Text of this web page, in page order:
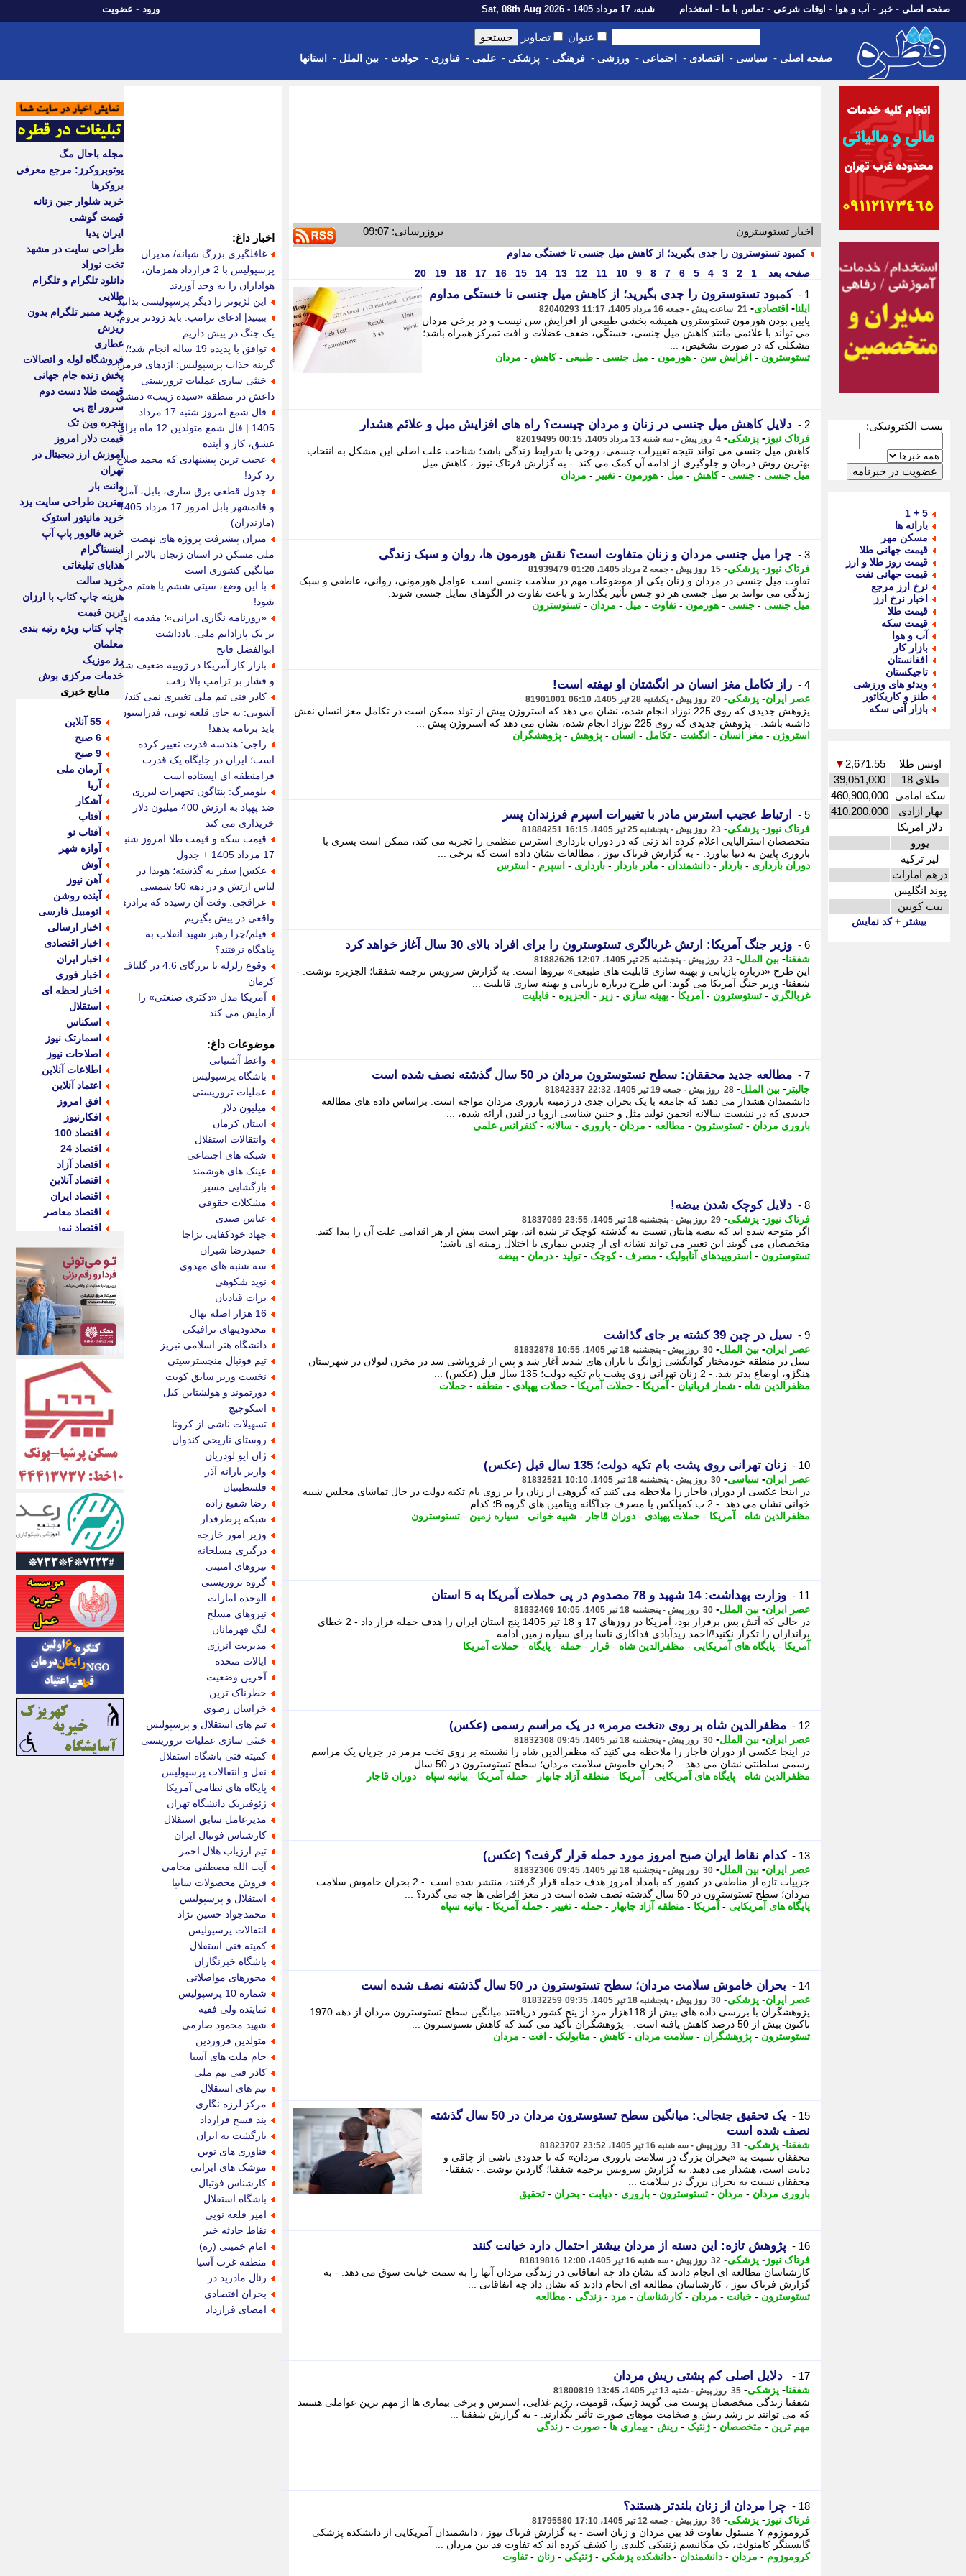
صفحه اصلی - خبر - آب و هوا - اوقات شرعی - تماس با ما - استخدام شنبه، 17 مرداد 1405 - Sat, 08th Aug 2026 ورود - عضویت
عنوان تصاویر
صفحه اصلی - سیاسی - اقتصادی - اجتماعی - ورزشی - فرهنگی - پزشکی - علمی - فناوری - حوادث - بین الملل - استانها
پست الکترونیکی:
5 + 1
یارانه ها
مسکن مهر
قیمت جهانی طلا
قیمت روز طلا و ارز
قیمت جهانی نفت
نرخ ارز مرجع
اخبار نرخ ارز
قیمت طلا
قیمت سکه
آب و هوا
بازار کار
افغانستان
تاجیکستان
ویدئو های ورزشی
طنز و کاریکاتور
بازار آتی سکه
اونس طلا 2,671.55
▼
طلای 18
39,051,000
سکه امامی 460,900,000
بهار ازادی
410,200,000
دلار امریکا
یورو
لیر ترکیه
درهم امارات
پوند انگلیس
بیت کویین
بیشتر + کد نمایش
اخبار تستوسترون بروزرسانی: 09:07
کمبود تستوسترون را جدی بگیرید؛ از کاهش میل جنسی تا خستگی مداوم
صفحه بعد
1
2
3
4
5
6
7
8
9
10
11
12
13
14
15
16
17
18
19
20
1 - کمبود تستوسترون را جدی بگیرید؛ از کاهش میل جنسی تا خستگی مداوم
ایلنا- اقتصادی- 21 ساعت پیش - جمعه 16 مرداد 1405، 11:17 82040293
پایین بودن هورمون تستوسترون همیشه بخشی طبیعی از افزایش سن نیست و در برخی مردان
می تواند با علائمی مانند کاهش میل جنسی، خستگی، ضعف عضلات و افت تمرکز همراه باشد؛
مشکلی که در صورت تشخیص، ...
تستوسترون - افزایش سن - هورمون - میل جنسی - طبیعی -کاهش - مردان
2 - دلایل کاهش میل جنسی در زنان و مردان چیست؟ راه های افزایش میل و علائم هشدار
فرتاک نیوز - پزشکی- 4 روز پیش - سه شنبه 13 مرداد 1405، 00:15 82019495
کاهش میل جنسی می تواند نتیجه تغییرات جسمی، روحی یا شرایط زندگی باشد؛ شناخت علت اصلی این مشکل به انتخاب
بهترین روش درمان و جلوگیری از ادامه آن کمک می کند. - به گزارش فرتاک نیوز ، کاهش میل ...
میل جنسی - جنسی -کاهش - میل - هورمون - تغییر - مردان
3 - چرا میل جنسی مردان و زنان متفاوت است؟ نقش هورمون ها، روان و سبک زندگی
فرتاک نیوز - پزشکی- 15 روز پیش - جمعه 2 مرداد 1405، 01:20 81939479
تفاوت میل جنسی در مردان و زنان یکی از موضوعات مهم در سلامت جنسی است. عوامل هورمونی، روانی، عاطفی و سبک
زندگی می توانند بر میل جنسی هر دو جنس تأثیر بگذارند و باعث تفاوت در الگوهای تمایل جنسی شوند.
میل جنسی - جنسی - هورمون - تفاوت - میل - مردان - تستوسترون
4 - راز تکامل مغز انسان در انگشتان او نهفته است!
عصر ایران- پزشکی- 20 روز پیش - یکشنبه 28 تیر 1405، 06:10 81901001
پژوهش جدیدی که روی 225 نوزاد انجام شده، نشان می دهد که استروژن پیش از تولد ممکن است در تکامل مغز انسان نقش
داشته باشد. - پژوهش جدیدی که روی 225 نوزاد انجام شده، نشان می دهد که استروژن پیش ...
استروژن - مغز انسان - انگشت - تکامل - انسان - پژوهش - پژوهشگران
5 - ارتباط عجیب استرس مادر با تغییرات اسپرم فرزندان پسر
فرتاک نیوز - پزشکی- 23 روز پیش - پنجشنبه 25 تیر 1405، 16:15 81884251
متخصصان استرالیایی اعلام کرده اند زنی که در دوران بارداری استرس منظمی را تجربه می کند، ممکن است پسری با
باروری پایین به دنیا بیاورد. - به گزارش فرتاک نیوز ، مطالعات نشان داده است که برخی ...
دوران بارداری - باردار - دانشمندان - مادر باردار - بارداری - اسپرم - استرس
6 - وزیر جنگ آمریکا: ارتش غربالگری تستوسترون را برای افراد بالای 30 سال آغاز خواهد کرد
شفقنا- بین الملل- 23 روز پیش - پنجشنبه 25 تیر 1405، 12:07 81882626
این طرح «درباره بازیابی و بهینه سازی قابلیت های طبیعی» نیروها است. به گزارش سرویس ترجمه شفقنا؛ الجزیره نوشت: -
شفقنا- وزیر جنگ آمریکا می گوید: این طرح درباره بازیابی و بهینه سازی قابلیت ...
غربالگری - تستوسترون - آمریکا - بهینه سازی - زیر - الجزیره - قابلیت
7 - مطالعه جدید محققان: سطح تستوسترون مردان در 50 سال گذشته نصف شده است
جالبتر - بین الملل- 28 روز پیش - جمعه 19 تیر 1405، 22:32 81842337
دانشمندان هشدار می دهند که جامعه با یک بحران جدی در زمینه باروری مردان مواجه است. براساس داده های مطالعه
جدیدی که در نشست سالانه انجمن تولید مثل و جنین شناسی اروپا در لندن ارائه شده، ...
باروری مردان - تستوسترون - مطالعه - مردان - باروری - سالانه -کنفرانس علمی
8 - دلایل کوچک شدن بیضه!
فرتاک نیوز - پزشکی- 29 روز پیش - پنجشنبه 18 تیر 1405، 23:55 81837089
اگر متوجه شده اید که بیضه هایتان نسبت به گذشته کوچک تر شده اند، بهتر است پیش از هر اقدامی علت آن را پیدا کنید.
متخصصان می گویند این تغییر می تواند نشانه ای از چندین بیماری یا اختلال زمینه ای باشد؛
تستوسترون - استروییدهای آنابولیک - مصرف -کوچک - تولید - درمان - بیضه
9 - سیل در چین 39 کشته بر جای گذاشت
عصر ایران- بین الملل- 30 روز پیش - پنجشنبه 18 تیر 1405، 10:55 81832878
سیل در منطقه خودمختار گوانگشی ژوانگ با باران های شدید آغاز شد و پس از فروپاشی سد در مخزن لیولان در شهرستان
هنگژو، اوضاع بدتر شد. - 2 زنان تهرانی روی پشت بام تکیه دولت؛ 135 سال قبل (عکس) ...
مظفرالدین شاه - شمار قربانیان - آمریکا - حملات آمریکا - حملات پهپادی - منطقه - حملات
10 - زنان تهرانی روی پشت بام تکیه دولت؛ 135 سال قبل (عکس)
عصر ایران- سیاسی- 30 روز پیش - پنجشنبه 18 تیر 1405، 10:10 81832521
در اینجا عکسی از دوران قاجار را ملاحظه می کنید که گروهی از زنان را بر روی بام تکیه دولت در حال تماشای مجلس شبیه
خوانی نشان می دهد. - 2 ب کمپلکس یا مصرف جداگانه ویتامین های گروه B؛ کدام ...
مظفرالدین شاه - آمریکا - حملات پهپادی - دوران قاجار - شبیه خوانی - سیاره زمین - تستوسترون
11 - وزارت بهداشت: 14 شهید و 78 مصدوم در پی حملات آمریکا به 5 استان
عصر ایران- بین الملل- 30 روز پیش - پنجشنبه 18 تیر 1405، 10:05 81832469
در حالی که آتش بس برقرار بود، آمریکا در روزهای 17 و 18 تیر 1405 پنج استان ایران را هدف حمله قرار داد - 2 خطای
براندازان را تکرار نکنید!/احمد زیدآبادی فداکاری ناسا برای سیاره زمین ادامه ...
آمریکا - پایگاه های آمریکایی - مظفرالدین شاه - قرار - حمله - پایگاه - حملات آمریکا
12 - مظفرالدین شاه بر روی «تخت مرمر» در یک مراسم رسمی (عکس)
عصر ایران- بین الملل- 30 روز پیش - پنجشنبه 18 تیر 1405، 09:45 81832308
در اینجا عکسی از دوران قاجار را ملاحظه می کنید که مظفرالدین شاه را نشسته بر روی تخت مرمر در جریان یک مراسم
رسمی سلطنتی نشان می دهد. - 2 بحران خاموش سلامت مردان؛ سطح تستوسترون در 50 سال ...
مظفرالدین شاه - پایگاه های آمریکایی - آمریکا - منطقه آزاد چابهار - حمله آمریکا - بیانیه سپاه - دوران قاجار
13 - کدام نقاط ایران صبح امروز مورد حمله قرار گرفت؟ (عکس)
عصر ایران- بین الملل- 30 روز پیش - پنجشنبه 18 تیر 1405، 09:45 81832306
جزییات تازه از مناطقی در کشور که بامداد امروز هدف حمله قرار گرفتند، منتشر شده است. - 2 بحران خاموش سلامت
مردان؛ سطح تستوسترون در 50 سال گذشته نصف شده است در مغز افراطی ها چه می گذرد؟ ...
پایگاه های آمریکایی - آمریکا - منطقه آزاد چابهار - حمله - تغییر - حمله آمریکا - بیانیه سپاه
14 - بحران خاموش سلامت مردان؛ سطح تستوسترون در 50 سال گذشته نصف شده است
عصر ایران- پزشکی- 30 روز پیش - پنجشنبه 18 تیر 1405، 09:35 81832259
پژوهشگران با بررسی داده های بیش از 118هزار مرد از پنج کشور دریافتند میانگین سطح تستوسترون مردان از دهه 1970
تاکنون بیش از 50 درصد کاهش یافته است. - پژوهشگران تأکید می کنند که کاهش تستوسترون ...
تستوسترون - پژوهشگران - سلامت مردان -کاهش - متابولیک - افت - مردان
15 -
یک تحقیق جنجالی: میانگین سطح تستوسترون مردان در 50 سال گذشته
نصف شده است
شفقنا- پزشکی- 31 روز پیش - سه شنبه 16 تیر 1405، 23:52 81823707
محققان نسبت به «بحران بزرگ در سلامت باروری مردان» که تا حدودی ناشی از چاقی و
دیابت است، هشدار می دهند. به گزارش سرویس ترجمه شفقنا؛ گاردین نوشت: - شفقنا-
محققان نسبت به بحران بزرگ در سلامت ...
باروری مردان - مردان - تستوسترون - باروری - دیابت - بحران - تحقیق
16 - پژوهش تازه: این دسته از مردان بیشتر احتمال دارد خیانت کنند
فرتاک نیوز - پزشکی- 32 روز پیش - سه شنبه 16 تیر 1405، 12:00 81819816
کارشناسان مطالعه ای انجام دادند که نشان داد چه اتفاقاتی در زندگی مردان آنها را به سمت خیانت سوق می دهد. - به
گزارش فرتاک نیوز ، کارشناسان مطالعه ای انجام دادند که نشان داد چه اتفاقاتی ...
تستوسترون - خیانت - مردان -کارشناسان - مرد - زندگی - مطالعه
17 - دلایل اصلی کم پشتی ریش مردان
شفقنا- پزشکی- 35 روز پیش - شنبه 13 تیر 1405، 13:45 81800819
شفقنا زندگی متخصصان پوست می گویند ژنتیک، قومیت، رژیم غذایی، استرس و برخی بیماری ها از مهم ترین عواملی هستند
که می توانند بر رشد ریش و ضخامت موهای صورت تأثیر بگذارند. - به گزارش شفقنا ...
مهم ترین - متخصصان - ژنتیک - ریش - بیماری ها - صورت - زندگی
18 - چرا مردان از زنان بلندتر هستند؟
فرتاک نیوز - پزشکی- 36 روز پیش - جمعه 12 تیر 1405، 17:10 81795580
کروموزوم Y مسئول تفاوت قد بین مردان و زنان است - به گزارش فرتاک نیوز ، دانشمندان آمریکایی از دانشکده پزشکی
گایسینگر کامنولث، یک مکانیسم ژنتیکی کلیدی را کشف کرده اند که تفاوت قد بین مردان ...
کروموزوم - مردان - دانشمندان - دانشکده پزشکی - ژنتیکی - زنان - تفاوت
اخبار داغ:
غافلگیری بزرگ شبانه/ مدیران
پرسپولیس با 2 قرارداد همزمان،
هواداران را به وجد آوردند
این لژیونر را دیگر پرسپولیسی بدانید
ببینید| ادعای ترامپ: باید زودتر بروم؛
یک جنگ در پیش داریم
توافق با پدیده 19 ساله انجام شد؛/
گزینه جذاب پرسپولیس: اژدهای قرمز!
خنثی سازی عملیات تروریستی
داعش در منطقه «سیده زینب» دمشق
فال شمع امروز شنبه 17 مرداد
1405 | فال شمع متولدین 12 ماه برای
عشق، کار و آینده
عجیب ترین پیشنهادی که محمد صلاح
رد کرد!
جدول قطعی برق ساری، بابل، آمل
و قائمشهر بابل امروز 17 مرداد 1405
(مازندران)
میزان پیشرفت پروژه های نهضت
ملی مسکن در استان زنجان بالاتر از
میانگین کشوری است
با این وضع، سیتی ششم یا هفتم می
شود!
«روزنامه نگاری ایرانی»؛ مقدمه ای
بر یک پارادایم ملی: یادداشت
ابوالفضل فاتح
بازار کار آمریکا در ژوییه ضعیف شد
و فشار بر ترامپ بالا رفت
کادر فنی تیم ملی تغییری نمی کند/
آشوبی: به جای قلعه نویی، فدراسیون
باید برنامه بدهد!
راجی: هندسه قدرت تغییر کرده
است؛ ایران در جایگاه یک قدرت
فرامنطقه ای ایستاده است
بلومبرگ: پنتاگون تجهیزات لیزری
ضد پهپاد به ارزش 400 میلیون دلار
خریداری می کند
قیمت سکه و قیمت طلا امروز شنبه
17 مرداد 1405 + جدول
عکس| سفر به گذشته؛ هویدا در
لباس ارتش و در دهه 50 شمسی
عراقچی: وقت آن رسیده که برادری
واقعی در پیش بگیریم
فیلم/چرا رهبر شهید انقلاب به
پناهگاه نرفتند؟
وقوع زلزله با بزرگای 4.6 در گلباف
کرمان
آمریکا مدل «دکتری صنعتی» را
آزمایش می کند
موضوعات داغ:
واعظ آشتیانی
باشگاه پرسپولیس
عملیات تروریستی
میلیون دلار
استان کرمان
وانتقالات استقلال
شبکه های اجتماعی
عینک های هوشمند
بازگشایی مسیر
مشکلات حقوقی
عباس صیدی
جهاد خودکفایی نزاجا
حمیدرضا شیران
سه شنبه های مهدوی
نوید شکوهی
برات قبادیان
16 هزار اصله نهال
محدودیتهای ترافیکی
دانشگاه هنر اسلامی تبریز
تیم فوتبال منچسترسیتی
نخست وزیر سابق کویت
دورتموند و هولشتاین کیل
اسکوچیچ
تسهیلات ناشی از کرونا
روستای تاریخی کندوان
ژان ایو لودریان
واریز یارانه آذر
فلسطینیان
رضا شفیع زاده
شبکه پرطرفدار
وزیر امور خارجه
درگیری مسلحانه
نیروهای امنیتی
گروه تروریستی
الوحده امارات
نیروهای مسلح
لیگ قهرمانان
مدیریت انرژی
ایالات متحده
آخرین وضعیت
خطرناک ترین
خراسان رضوی
تیم های استقلال و پرسپولیس
خنثی سازی عملیات تروریستی
کمیته فنی باشگاه استقلال
نقل و انتقالات پرسپولیس
پایگاه های نظامی آمریکا
ژئوفیزیک دانشگاه تهران
مدیرعامل سابق استقلال
کارشناس فوتبال ایران
تیم ارزیاب هلال احمر
آیت الله مصطفی محامی
فروش محصولات سایپا
استقلال و پرسپولیس
محمدجواد حسین نژاد
انتقالات پرسپولیس
کمیته فنی استقلال
باشگاه خبرنگاران
محورهای مواصلاتی
شماره 10 پرسپولیس
نماینده ولی فقیه
شهید محمود صارمی
متولدین فروردین
جام ملت های آسیا
کادر فنی تیم ملی
تیم های استقلال
مرکز لرزه نگاری
بند فسخ قرارداد
بازگشت به ایران
فناوری های نوین
موشک های ایرانی
کارشناس فوتبال
باشگاه استقلال
امیر قلعه نویی
نقاط حادثه خیز
امام خمینی (ره)
منطقه غرب آسیا
رئال مادرید در
بحران اقتصادی
امضای قرارداد
مجله باحال مگ
یوتوبروکرز: مرجع معرفی
بروکرها
خرید شلوار جین زنانه
قیمت گوشی
ایران پدیا
طراحی سایت در مشهد
تخت نوزاد
دانلود تلگرام و تلگرام
طلایی
خرید ممبر تلگرام بدون
ریزش
عطاری
فروشگاه لوله و اتصالات
پخش زنده جام جهانی
قیمت طلا دست دوم
سرور اچ پی
پنجره وین تک
قیمت دلار امروز
آموزش ارز دیجیتال در
تهران
وانت بار
بهترین طراحی سایت یزد
خرید مانیتور استوک
خرید فالوور پاپ آپ
اینستاگرام
هدایای تبلیغاتی
خرید سالت
هزینه چاپ کتاب با ارزان
ترین قیمت
چاپ کتاب ویژه رتبه بندی
معلمان
رز موزیک
خدمات مرکزی بوش
منابع خبری
55 آنلاین
6 صبح
9 صبح
آرمان ملی
آریا
آشکار
آفتاب
آفتاب نو
آوازه شهر
آوش
آهن نیوز
آینده روشن
اتومبیل فارسی
اخبار ارسالی
اخبار اقتصادی
اخبار ایران
اخبار فوری
اخبار لحظه ای
استقلال
اسکناس
اسمارتک نیوز
اصلاحات نیوز
اطلاعات آنلاین
اعتماد آنلاین
افق امروز
افکارنیوز
اقتصاد 100
اقتصاد 24
اقتصاد آزاد
اقتصاد آنلاین
اقتصاد ایران
اقتصاد معاصر
اقتصاد نیوز
اکوفارس
اکونگار
اکونیوز
الف
انتشار آنلاین
اندیشه قرن
اندیشه معاصر
اندیشه ها
انرژی پرس
ای استخدام
ایتنا
ایراف
ایران آرت
ایران آنلاین
ایران زندگی
ایران فوری
ایرانی روز
ایرانیتال
ایرنا
ایسکانیوز
ایسنا
ایکنا
ایلنا
اینتیتر
ایونا نیوز
بازتاب آنلاین
باشگاه خبرنگاران
باغستان نیوز
بامبوک
ببین و بخون
بدینسان
بنکر